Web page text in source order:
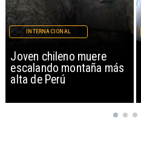
Brasil reduce contacto
diplomático con
Argentina por dichos de
INTERNACIONAL